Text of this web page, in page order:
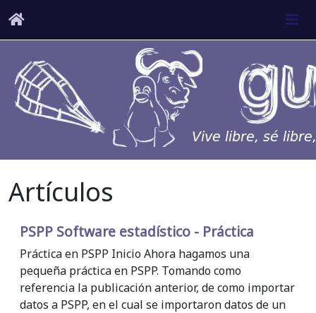
Artículos
PSPP Software estadístico - Práctica
Práctica en PSPP Inicio Ahora hagamos una
pequeña práctica en PSPP. Tomando como
referencia la publicación anterior, de como importar
datos a PSPP, en el cual se importaron datos de un